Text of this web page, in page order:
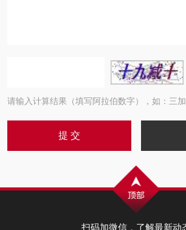
请输入计算结果（填写阿拉伯数字），如：三
扫码加微信，了解最新动